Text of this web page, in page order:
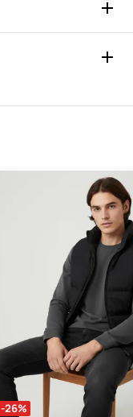
-26%